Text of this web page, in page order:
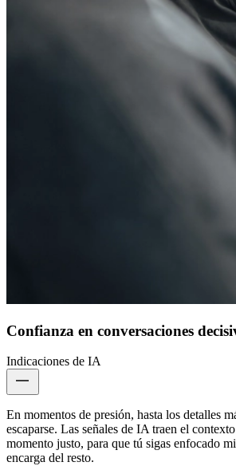
Confianza en conversaciones
Indicaciones de IA
En momentos de presión, hasta los detalles
escaparse. Las señales de IA traen el
momento justo, para que tú sigas enfocado
encarga del resto.